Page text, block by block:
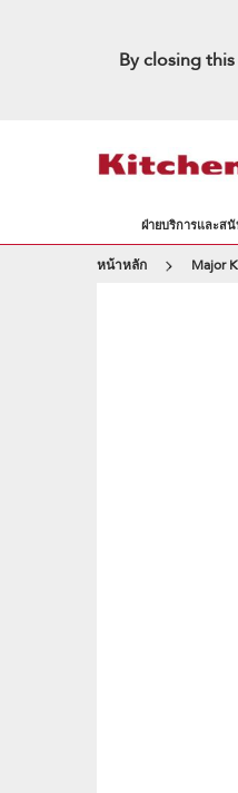
By closing
ฝ่ายบริการและส
หน้าหลัก Major